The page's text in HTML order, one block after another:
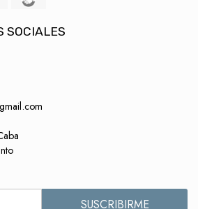
SOCIALES
SUSCRIBIRME